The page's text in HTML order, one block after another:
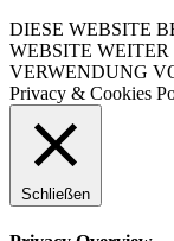
DIESE WEBSITE
WEBSITE
VERWENDUNG
Privacy & Cookies
Schließen